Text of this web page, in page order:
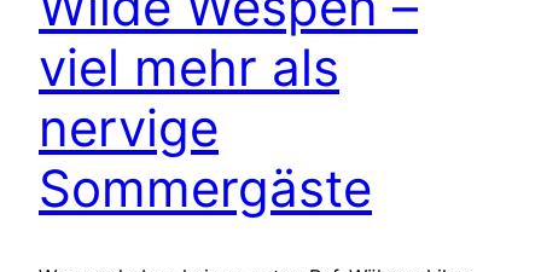
viel mehr als
nervige
Sommergäste